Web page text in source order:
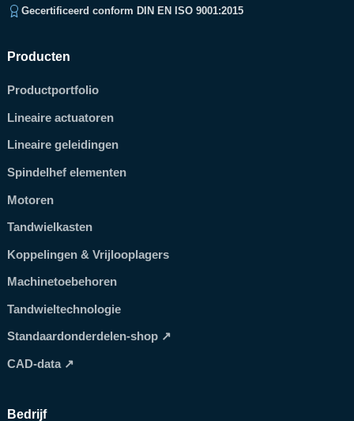
Gecertificeerd conform DIN EN ISO 9001:2015
Producten
Productportfolio
Lineaire actuatoren
Lineaire geleidingen
Spindelhef elementen
Motoren
Tandwielkasten
Koppelingen & Vrijlooplagers
Machinetoebehoren
Tandwieltechnologie
Standaardonderdelen-shop ↗
CAD-data ↗
Bedrijf